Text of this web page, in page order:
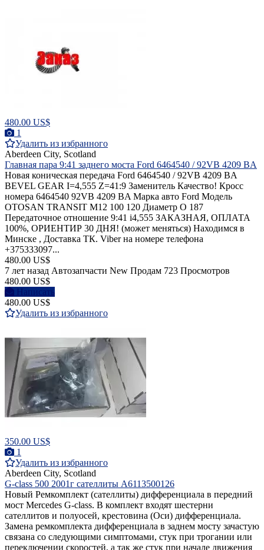
480.00 US$
1
Удалить из избранного
Aberdeen City, Scotland
Главная пара 9:41 заднего моста Ford 6464540 / 92VB 4209 BA
Новая коническая передача Ford 6464540 / 92VB 4209 BA
BEVEL GEAR I=4,555 Z=41:9 Заменитель Качество! Кросс
номера 6464540 92VB 4209 BA Марка авто Ford Модель
OTOSAN TRANSIT M12 100 120 Диаметр O 187
Передаточное отношение 9:41 i4,555 ЗАКАЗНАЯ, ОПЛАТА
100%, ОРИЕНТИР 30 ДНЯ! (может меняться) Находимся в
Минске , Доставка ТК. Viber на номере телефона
+375333097...
480.00 US$
7 лет назад Автозапчасти New Продам 723 Просмотров
480.00 US$
Написать
480.00 US$
Удалить из избранного
350.00 US$
1
Удалить из избранного
Aberdeen City, Scotland
G-class 500 2001г сателлиты A6113500126
Новый Ремкомплект (сателлиты) дифференциала в передний
мост Mercedes G-class. В комплект входят шестерни
сателлитов и полуосей, крестовина (Оси) дифференциала.
Замена ремкомплекта дифференциала в заднем мосту зачастую
связана со следующими симптомами, стук при трогании или
переключении скоростей, а так же стук при начале движения